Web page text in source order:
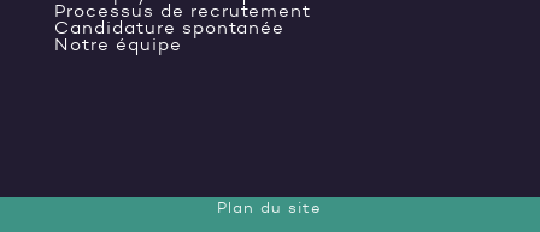
Processus de recrutement
Candidature spontanée
Notre équipe
Plan du site